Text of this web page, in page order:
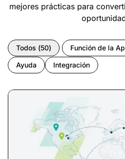
mejores prácticas para
Todos (50) Función de la
Ayuda Integración